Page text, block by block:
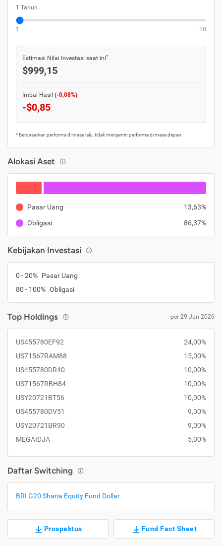
1 Tahun
1 10
Estimasi Nilai Investasi saat ini*
$999,15
Imbal Hasil (-0,08%)
-$0,85
* Berdasarkan performa di masa lalu, tidak menjamin performa di masa depan.
Alokasi Aset
Pasar Uang
13,63%
Obligasi
86,37%
Kebijakan Investasi
0 - 20% Pasar Uang
80 - 100% Obligasi
Top Holdings per 29 Jun 2026
US455780EF92
24,00%
US71567RAM88
15,00%
US455780DR40
10,00%
US71567RBH84
10,00%
USY20721BT56
10,00%
US455780DV51
9,00%
USY20721BR90
9,00%
MEGAIDJA
5,00%
Daftar Switching
BRI G20 Sharia Equity Fund Dollar
Prospektus Fund Fact Sheet